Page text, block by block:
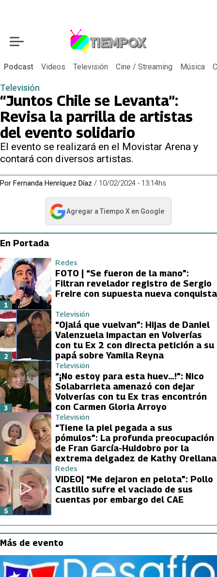
Podcast Videos Televisión Cine / Streaming Música
Televisión
“Juntos Chile se Levanta”:
Revisa la parrilla de artistas
del evento solidario
El evento se realizará en el Movistar Arena y
contará con diversos artistas.
Por Fernanda Henríquez Díaz / 10/02/2024 - 13:14hs
Agregar a Tiempo Xen Google
abre en nueva pestaña
En Portada
Redes
FOTO | “Se fueron de la mano”:
Filtran revelador registro de Sergio
Freire con supuesta nueva conquista
1
Televisión
“Ojalá que vuelvan”: Hijas de Daniel
Valenzuela impactan en Volverías
con tu Ex 2 con directa petición a su
papá sobre Yamila Reyna
2
Televisión
“¡No estoy para esta huev…!”: Nico
Solabarrieta amenazó con dejar
Volverías con tu Ex tras encontrón
con Carmen Gloria Arroyo
3
Televisión
“Tiene la piel pegada a sus
pómulos”: La profunda preocupación
de Fran García-Huidobro por la
extrema delgadez de Kathy Orellana
4
Redes
VIDEO| “Me dejaron en pelota”: Pollo
Castillo sufre el vaciado de sus
cuentas por embargo del CAE
5
Más de evento